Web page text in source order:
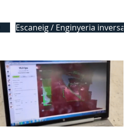
Escaneig / Enginyeria inversa